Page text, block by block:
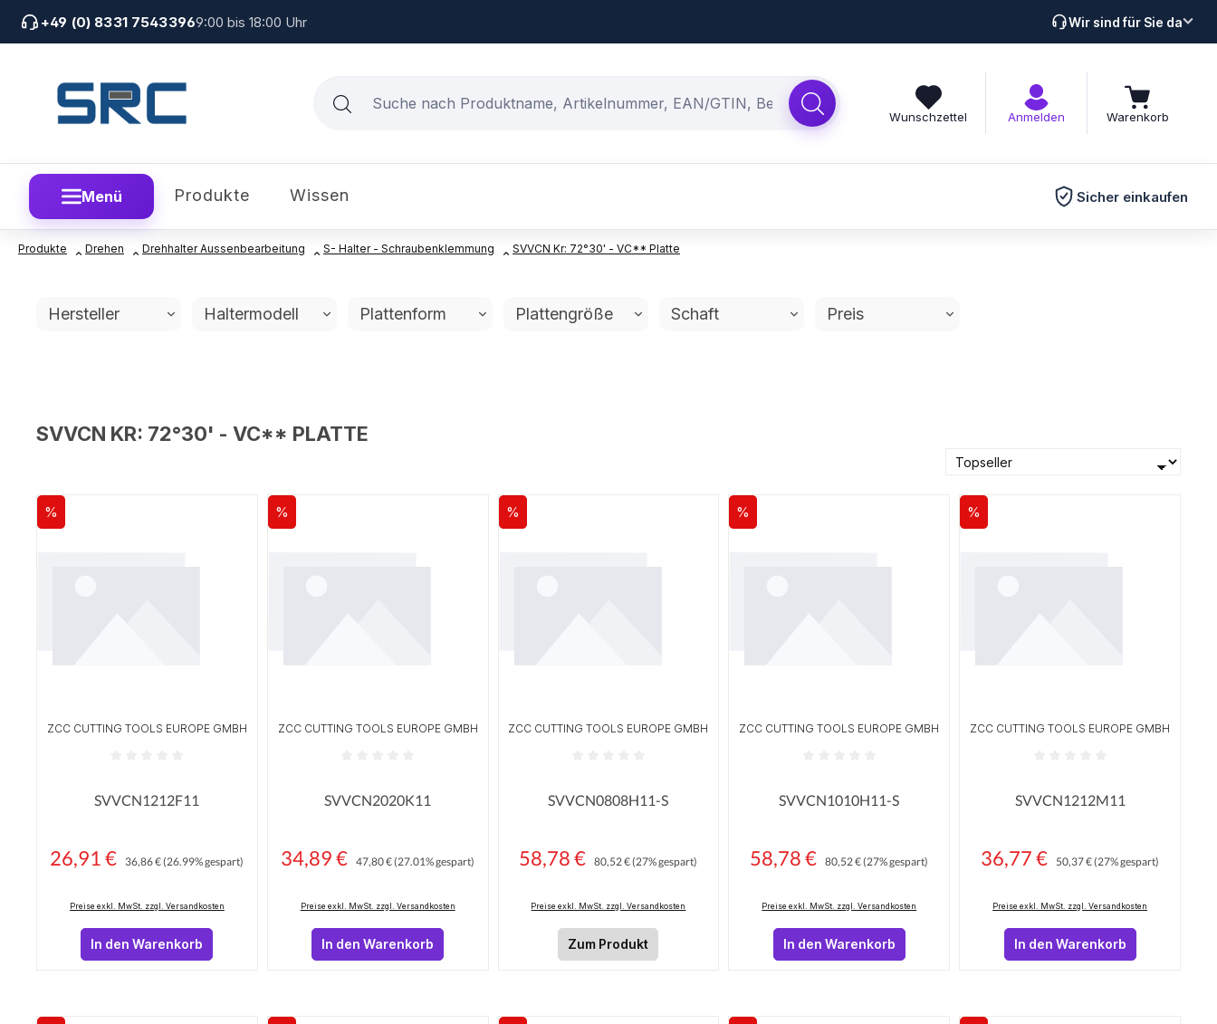
Hauptinhalt springen
Zur Suche springen
Zur Hauptnavigation springen
+49 (0) 8331 75433969:00 bis 18:00 Uhr Wir sind für Sie da
Wunschzettel Anmelden Warenkorb
Menü Produkte Wissen Sicher einkaufen
Produkte Drehen Drehhalter Aussenbearbeitung S- Halter - Schraubenklemmung SVVCN Kr: 72°30' - VC** Platte
Hersteller Haltermodell Plattenform Plattengröße Schaft Preis
SVVCN KR: 72°30' - VC** PLATTE
Rabatt
%
ZCC CUTTING TOOLS EUROPE GMBH
SVVCN1212F11
Verkaufspreis:
26,91 € 36,86 €(26.99% gespart)
Preise exkl. MwSt. zzgl. Versandkosten
In den Warenkorb
Rabatt
%
ZCC CUTTING TOOLS EUROPE GMBH
SVVCN2020K11
Verkaufspreis:
34,89 € 47,80 €(27.01% gespart)
Preise exkl. MwSt. zzgl. Versandkosten
In den Warenkorb
Rabatt
%
ZCC CUTTING TOOLS EUROPE GMBH
SVVCN0808H11-S
Verkaufspreis:
58,78 € 80,52 €(27% gespart)
Preise exkl. MwSt. zzgl. Versandkosten
Zum Produkt
Rabatt
%
ZCC CUTTING TOOLS EUROPE GMBH
SVVCN1010H11-S
Verkaufspreis:
58,78 € 80,52 €(27% gespart)
Preise exkl. MwSt. zzgl. Versandkosten
In den Warenkorb
Rabatt
%
ZCC CUTTING TOOLS EUROPE GMBH
SVVCN1212M11
Verkaufspreis:
36,77 € 50,37 €(27% gespart)
Preise exkl. MwSt. zzgl. Versandkosten
In den Warenkorb